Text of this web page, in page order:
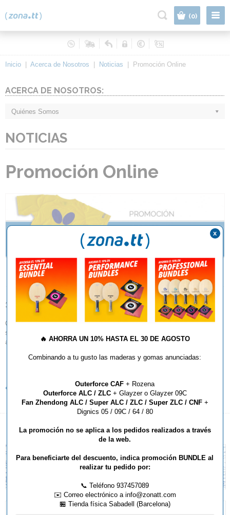
(0)
Inicio Acerca de Nosotros Noticias Promoción Online
ACERCA DE NOSOTROS:
Quiénes Somos
NOTICIAS
Promoción Online
14.03.2017
Consigue una camiseta Butterfly/Zonatt gratis por pedidos online
superiores a 75€, indica en el proceso de compra tu talla, corre que se
agotan!!
Volver al listado de noticias
🔥 AHORRA UN 10% HASTA EL 30 DE AGOSTO
Combinando a tu gusto las maderas y gomas anunciadas:
Outerforce CAF + Rozena
Outerforce ALC / ZLC+ Glayzer o Glayzer 09C
Fan Zhendong ALC / Super ALC / ZLC / Super ZLC / CNF+
Dignics 05 / 09C / 64 / 80
La promoción no se aplica a los pedidos realizados a través
de la web.
Para beneficiarte del descuento, indica promoción BUNDLE al
realizar tu pedido por:
📞 Teléfono 937457089
✉️ Correo electrónico a info@zonatt.com
🏪 Tienda física Sabadell (Barcelona)
x